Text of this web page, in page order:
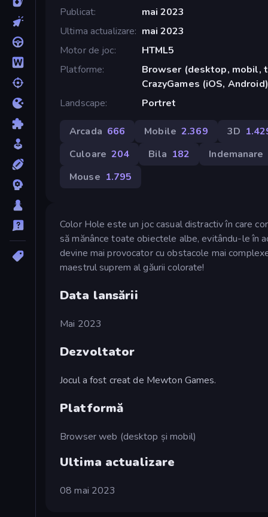
Publicat
mai 2023
Ultima actualizare
mai 2023
Motor de joc
HTML5
Platforme
Browser (desktop, mobil,
CrazyGames (iOS, Android)
Landscape
Portret
Arcada 666 Mobile 2.369 3D
Culoare 204 Bila 182
Indemanare
Mouse 1.795
Color Hole este un joc casual distractiv în care
să mănânce toate obiectele albe, evitându-le în
devine mai provocator cu obstacole mai
maestrul suprem al găurii colorate!
Data lansării
Mai 2023
Dezvoltator
Jocul a fost creat de Mewton Games.
Platformă
Browser web (desktop și mobil)
Ultima actualizare
08 mai 2023